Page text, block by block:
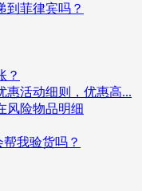
到菲律宾吗？
？
惠活动细则，优惠高...
风险物品明细
我验货吗？